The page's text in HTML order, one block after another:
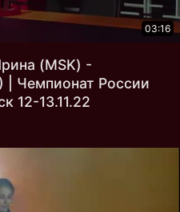
03:16
(MSK) -
| Чемпионат России
12-13.11.22